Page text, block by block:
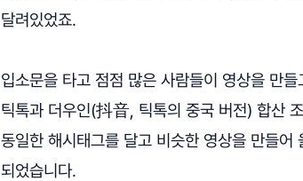
달려있었죠.
입소문을 타고 점점 많은 사람들이 영상을 만
틱톡과 더우인(抖音, 틱톡의 중국 버전) 합산
동일한 해시태그를 달고 비슷한 영상을 만들
되었습니다.